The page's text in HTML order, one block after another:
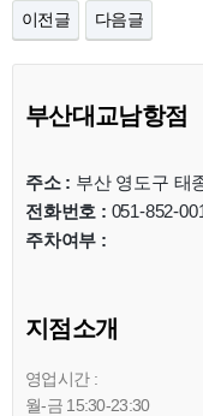
이전글 다음글
부산대교남항점
주소 : 부산 영도구 태
전화번호 : 051-852-
주차여부 :
지점소개
영업시간 :
월-금 15:30-23:30